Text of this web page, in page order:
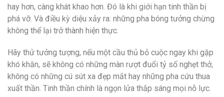
hay hơn, càng khát khao hơn. Đó là khi giới hạn tinh thần bị
phá vỡ. Và điều kỳ diệu xảy ra: những pha bóng tưởng chừng
không thể lại trở thành hiện thực.
Hãy thử tưởng tượng, nếu một cầu thủ bỏ cuộc ngay khi gặp
khó khăn, sẽ không có những màn rượt đuổi tỷ số nghẹt thở,
không có những cú sút xa đẹp mắt hay những pha cứu thua
xuất thần. Tinh thần chính là ngọn lửa thắp sáng mọi nỗ lực.